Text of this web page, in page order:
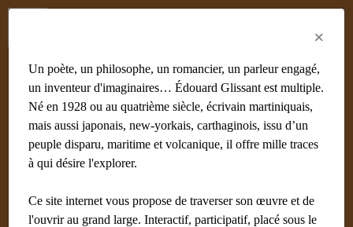
×
Un poète, un philosophe, un romancier, un parleur engagé,
un inventeur d'imaginaires… Édouard Glissant est multiple.
Né en 1928 ou au quatrième siècle, écrivain martiniquais,
mais aussi japonais, new-yorkais, carthaginois, issu d’un
peuple disparu, maritime et volcanique, il offre mille traces
à qui désire l'explorer.
Ce site internet vous propose de traverser son œuvre et de
l'ouvrir au grand large. Interactif, participatif, placé sous le